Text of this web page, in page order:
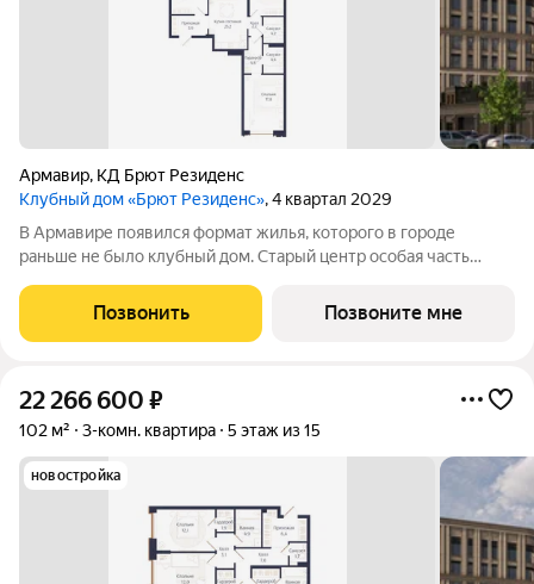
Армавир, КД Брют Резиденс
Клубный дом «Брют Резиденс», 4 квартал 2029
В Армавире появился формат жилья, которого в городе
раньше не было клубный дом. Старый центр особая часть
скверы, театр и школы в пешей доступности. Район, который
сформировался десятилетиями
Позвонить Позвоните мне
22 266 600 ₽
102 м² 3-комн. квартира 5 этаж из 15
новостройка